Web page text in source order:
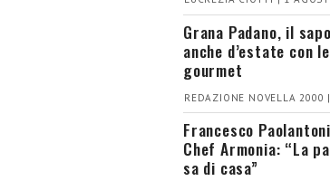
Grana Padano, il
anche d’estate con
gourmet
REDAZIONE NOVELLA
Francesco
Chef Armonia: “La
sa di casa”